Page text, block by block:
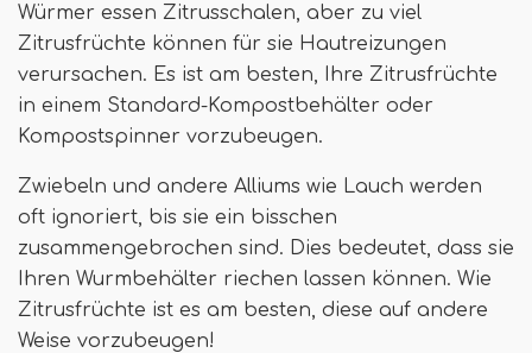
Würmer essen Zitrusschalen, aber zu viel
Zitrusfrüchte können für sie Hautreizungen
verursachen. Es ist am besten, Ihre Zitrusfrüchte
in einem Standard-Kompostbehälter oder
Kompostspinner vorzubeugen.
Zwiebeln und andere Alliums wie Lauch werden
oft ignoriert, bis sie ein bisschen
zusammengebrochen sind. Dies bedeutet, dass sie
Ihren Wurmbehälter riechen lassen können. Wie
Zitrusfrüchte ist es am besten, diese auf andere
Weise vorzubeugen!